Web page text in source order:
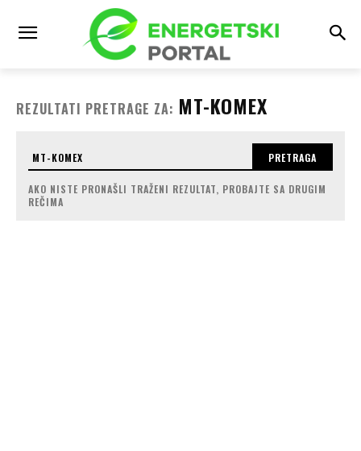
REZULTATI PRETRAGE ZA: MT-KOMEX
PRETRAGA
AKO NISTE PRONAŠLI TRAŽENI REZULTAT, PROBAJTE SA DRUGIM
REČIMA